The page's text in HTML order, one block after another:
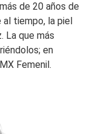
de 20 años de
tiempo, la piel
La que más
en
Femenil.